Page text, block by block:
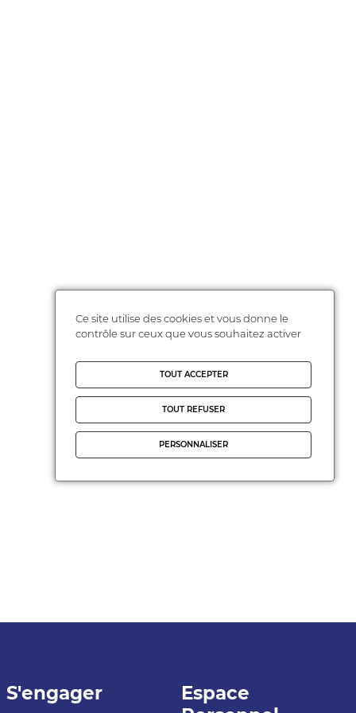
S'engager
Espace
Ce site utilise des cookies et vous donne le
contrôle sur ceux que vous souhaitez activer
TOUT ACCEPTER
TOUT REFUSER
PERSONNALISER